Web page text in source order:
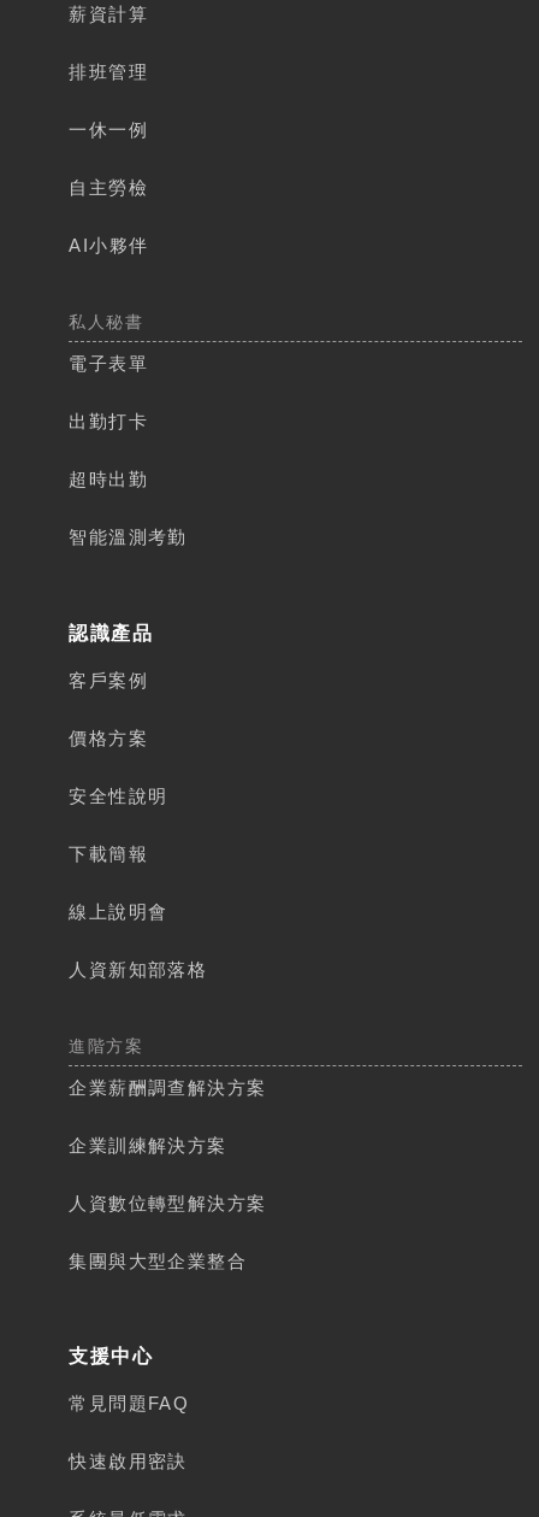
薪資計算​​
排班管理​
一休一例
自主勞檢​
AI小夥伴
私人秘書
電子表單
出勤打卡​
超時出勤
智能溫測考勤
認識產品
客戶案例
價格方案
安全性說明
下載簡報​
線上說明會
人資新知部落格
進階方案
企業薪酬調查解決方案
企業訓練解決方案
人資數位轉型解決方案​
集團與大型企業整合
支援中心
常見問題FAQ
快速啟用密訣